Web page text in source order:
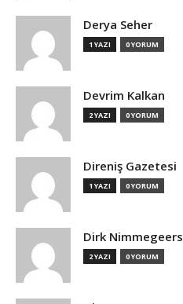
Derya Seher
1 YAZI 0 YORUM
Devrim Kalkan
2 YAZI 0 YORUM
Direniş Gazetesi
1 YAZI 0 YORUM
Dirk Nimmegeers
2 YAZI 0 YORUM